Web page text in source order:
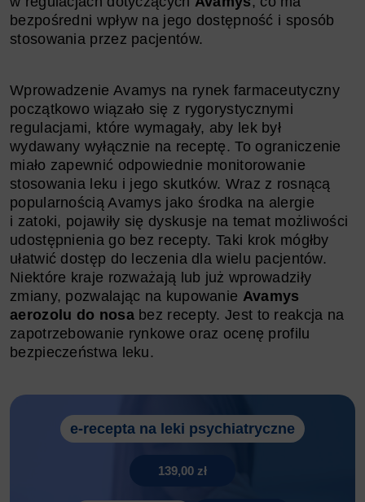
bezpośredni wpływ na jego dostępność i sposób
stosowania przez pacjentów.
Wprowadzenie Avamys na rynek farmaceutyczny
początkowo wiązało się z rygorystycznymi
regulacjami, które wymagały, aby lek był
wydawany wyłącznie na receptę. To ograniczenie
miało zapewnić odpowiednie monitorowanie
stosowania leku i jego skutków. Wraz z rosnącą
popularnością Avamys jako środka na alergie
i zatoki, pojawiły się dyskusje na temat możliwości
udostępnienia go bez recepty. Taki krok mógłby
ułatwić dostęp do leczenia dla wielu pacjentów.
Niektóre kraje rozważają lub już wprowadziły
zmiany, pozwalając na kupowanie Avamys
aerozolu do nosabez recepty. Jest to reakcja na
zapotrzebowanie rynkowe oraz ocenę profilu
bezpieczeństwa leku.
e-recepta na leki psychiatryczne
139,00 zł